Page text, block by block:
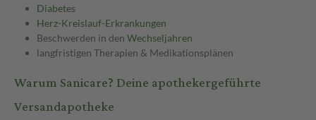
Diabetes
Herz-Kreislauf-Erkrankungen
Beschwerden in den Wechseljahren
langfristigen Therapien & Medikationsplänen
Warum Sanicare? Deine apothekergeführte
Versandapotheke